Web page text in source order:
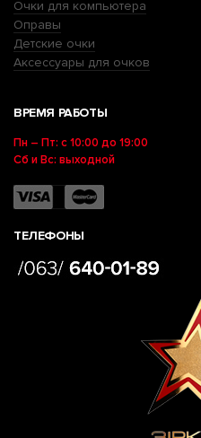
Очки для компьютера
Оправы
Детские очки
Аксессуары для очков
ВРЕМЯ РАБОТЫ
Пн – Пт: с 10:00 до 19:00
Сб и Вс: выходной
ТЕЛЕФОНЫ